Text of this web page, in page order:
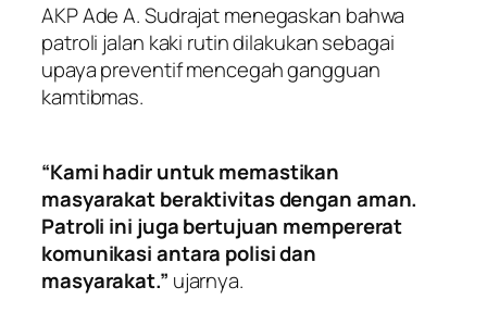
AKP Ade A. Sudrajat menegaskan bahwa
patroli jalan kaki rutin dilakukan sebagai
upaya preventif mencegah gangguan
kamtibmas.
“Kami hadir untuk memastikan
masyarakat beraktivitas dengan aman.
Patroli ini juga bertujuan mempererat
komunikasi antara polisi dan
masyarakat.” ujarnya.